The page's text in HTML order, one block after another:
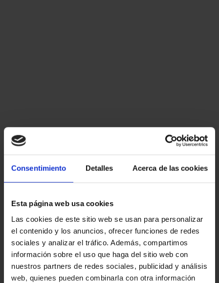
Consentimiento Detalles Acerca de las cookies
Esta página web usa cookies
Las cookies de este sitio web se usan para personalizar
el contenido y los anuncios, ofrecer funciones de redes
sociales y analizar el tráfico. Además, compartimos
información sobre el uso que haga del sitio web con
nuestros partners de redes sociales, publicidad y análisis
web, quienes pueden combinarla con otra información